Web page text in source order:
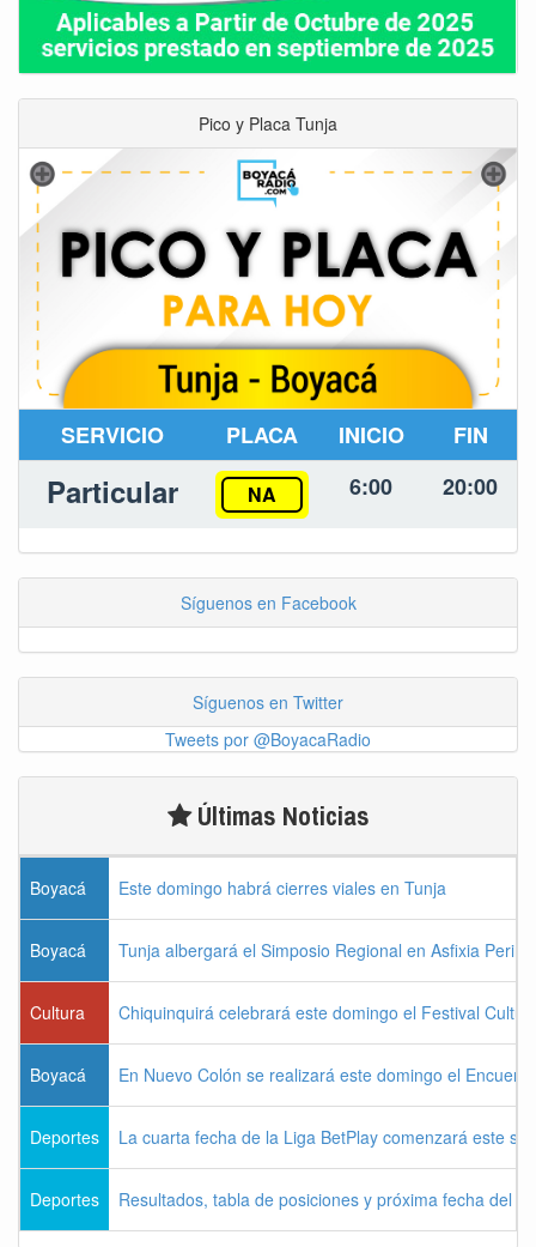
Pico y Placa Tunja
SERVICIO PLACA INICIO FIN
Particular NA 6:00 20:00
Síguenos en Facebook
Síguenos en Twitter
Tweets por @BoyacaRadio
Últimas Noticias
Boyacá Este domingo habrá cierres viales en Tunja
Boyacá Tunja albergará el Simposio Regional en Asfixia
Cultura Chiquinquirá celebrará este domingo el Festival
Boyacá En Nuevo Colón se realizará este domingo el
Deportes La cuarta fecha de la Liga BetPlay comenzará este
Deportes Resultados, tabla de posiciones y próxima fecha del